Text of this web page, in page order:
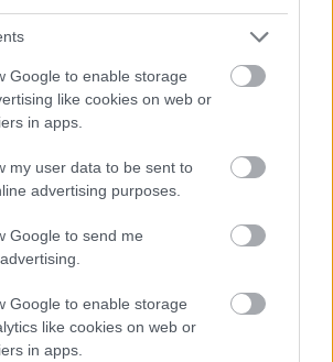
Google to enable storage
like cookies on web or
in apps.
my user data to be sent to
advertising purposes.
Google to send me
Google to enable storage
like cookies on web or
in apps.